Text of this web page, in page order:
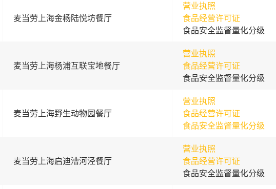
麦当劳上海金杨陆悦坊餐厅
营业执照
食品经营许可证
食品安全监督量化分级
麦当劳上海杨浦互联宝地餐厅
营业执照
食品经营许可证
食品安全监督量化分级
麦当劳上海野生动物园餐厅
营业执照
食品经营许可证
食品安全监督量化分级
麦当劳上海启迪漕河泾餐厅
营业执照
食品经营许可证
食品安全监督量化分级